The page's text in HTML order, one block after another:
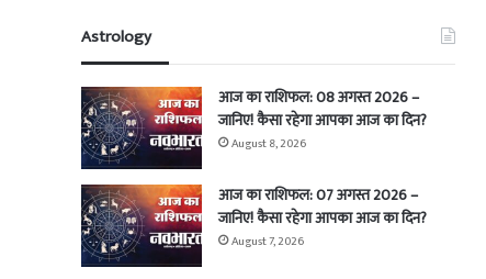
Astrology
आज का राशिफल: 08 अगस्त 2026 –
जानिए! कैसा रहेगा आपका आज का दिन?
August 8, 2026
आज का राशिफल: 07 अगस्त 2026 –
जानिए! कैसा रहेगा आपका आज का दिन?
August 7, 2026